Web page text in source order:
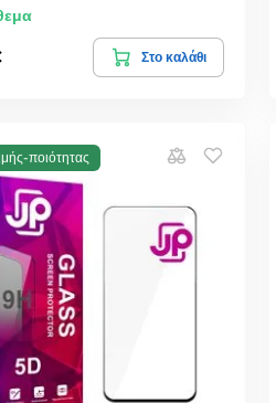
Στο καλάθι
ποιότητας